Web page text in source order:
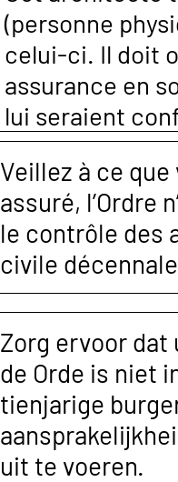
(personne
celui-ci. Il doit
assurance en
lui seraient
Veillez à ce
assuré, l’Ordre
le contrôle des
civile
Zorg ervoor
de Orde is niet
tienjarige
uit te voeren.